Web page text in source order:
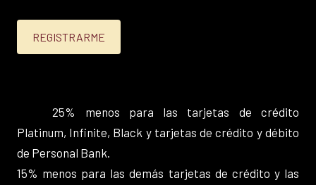
25% menos para las tarjetas de crédito
Platinum, Infinite, Black y tarjetas de crédito y débito
de Personal Bank.
15% menos para las demás tarjetas de crédito y las